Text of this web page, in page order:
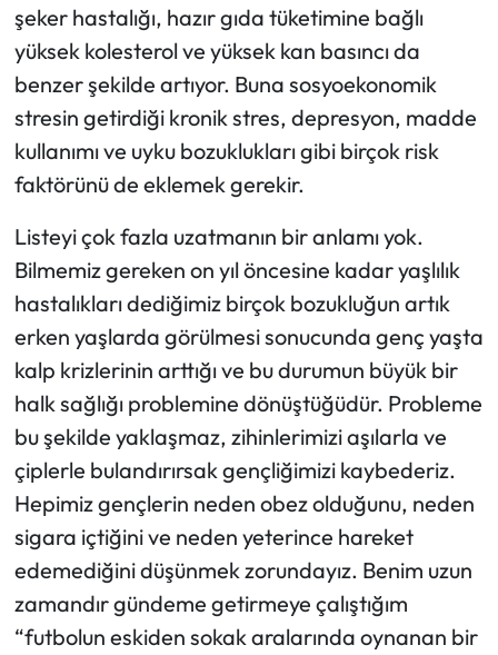
şeker hastalığı, hazır gıda tüketimine bağlı
yüksek kolesterol ve yüksek kan basıncı da
benzer şekilde artıyor. Buna sosyoekonomik
stresin getirdiği kronik stres, depresyon, madde
kullanımı ve uyku bozuklukları gibi birçok risk
faktörünü de eklemek gerekir.
Listeyi çok fazla uzatmanın bir anlamı yok.
Bilmemiz gereken on yıl öncesine kadar yaşlılık
hastalıkları dediğimiz birçok bozukluğun artık
erken yaşlarda görülmesi sonucunda genç yaşta
kalp krizlerinin arttığı ve bu durumun büyük bir
halk sağlığı problemine dönüştüğüdür. Probleme
bu şekilde yaklaşmaz, zihinlerimizi aşılarla ve
çiplerle bulandırırsak gençliğimizi kaybederiz.
Hepimiz gençlerin neden obez olduğunu, neden
sigara içtiğini ve neden yeterince hareket
edemediğini düşünmek zorundayız. Benim uzun
zamandır gündeme getirmeye çalıştığım
“futbolun eskiden sokak aralarında oynanan bir